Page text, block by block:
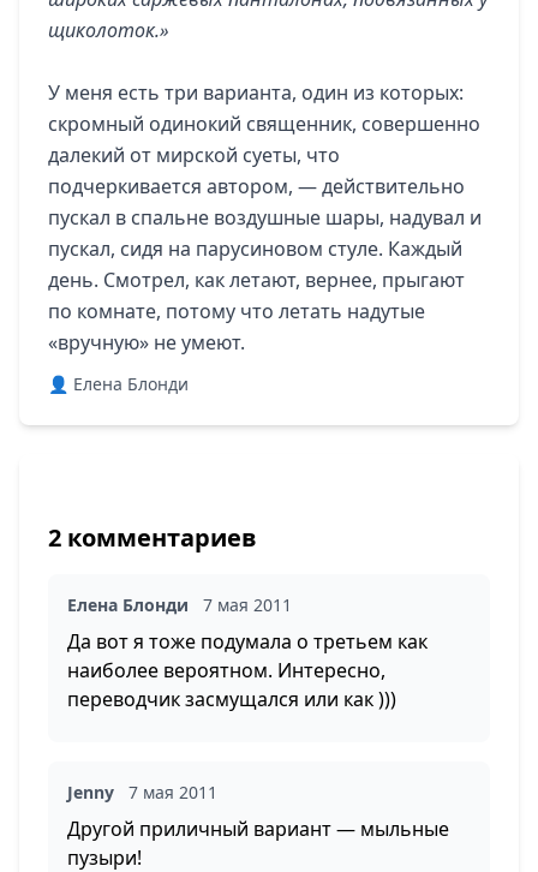
щиколоток.»
У меня есть три варианта, один из которых:
скромный одинокий священник, совершенно
далекий от мирской суеты, что
подчеркивается автором, — действительно
пускал в спальне воздушные шары, надувал и
пускал, сидя на парусиновом стуле. Каждый
день. Смотрел, как летают, вернее, прыгают
по комнате, потому что летать надутые
«вручную» не умеют.
👤 Елена Блонди
2 комментариев
Елена Блонди 7 мая 2011
Да вот я тоже подумала о третьем как
наиболее вероятном. Интересно,
переводчик засмущался или как )))
Jenny 7 мая 2011
Другой приличный вариант — мыльные
пузыри!